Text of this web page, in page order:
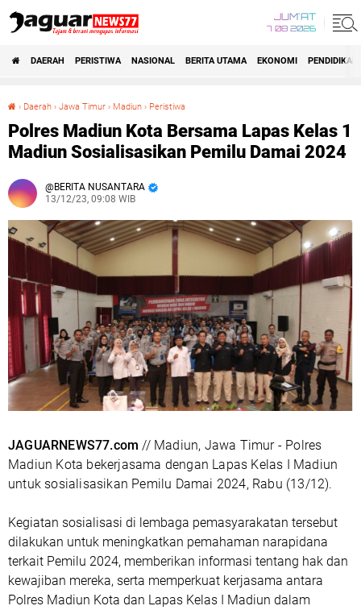
JUM'AT
7 08 2026
DAERAH PERISTIWA NASIONAL BERITA UTAMA EKONOMI PENDIDIKAN
› Daerah › Jawa Timur › Madiun › Peristiwa
Polres Madiun Kota Bersama Lapas Kelas 1
Madiun Sosialisasikan Pemilu Damai 2024
BERITA NUSANTARA
13/12/23, 09:08 WIB
JAGUARNEWS77.com // Madiun, Jawa Timur - Polres
Madiun Kota bekerjasama dengan Lapas Kelas I Madiun
untuk sosialisasikan Pemilu Damai 2024, Rabu (13/12).
Kegiatan sosialisasi di lembaga pemasyarakatan tersebut
dilakukan untuk meningkatkan pemahaman narapidana
terkait Pemilu 2024, memberikan informasi tentang hak dan
kewajiban mereka, serta memperkuat kerjasama antara
Polres Madiun Kota dan Lapas Kelas I Madiun dalam